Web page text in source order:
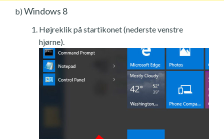
b) Windows 8
Højreklik på startikonet (nederste venstre
hjørne).